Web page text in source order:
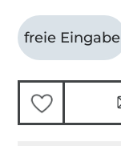
freie Eingabe